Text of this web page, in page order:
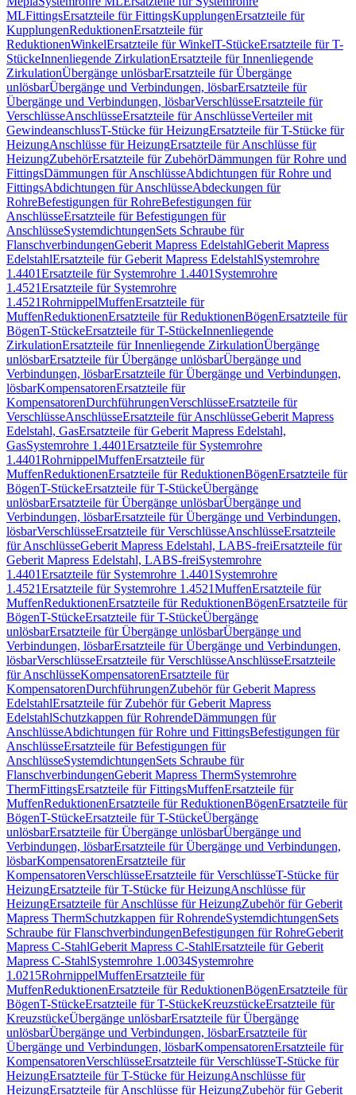
MLFittingsErsatzteile für FittingsKupplungenErsatzteile für
KupplungenReduktionenErsatzteile für
ReduktionenWinkelErsatzteile für WinkelT-StückeErsatzteile für T-
StückeInnenliegende ZirkulationErsatzteile für Innenliegende
ZirkulationÜbergänge unlösbarErsatzteile für Übergänge
unlösbarÜbergänge und Verbindungen, lösbarErsatzteile für
Übergänge und Verbindungen, lösbarVerschlüsseErsatzteile für
VerschlüsseAnschlüsseErsatzteile für AnschlüsseVerteiler mit
GewindeanschlussT-Stücke für HeizungErsatzteile für T-Stücke für
HeizungAnschlüsse für HeizungErsatzteile für Anschlüsse für
HeizungZubehörErsatzteile für ZubehörDämmungen für Rohre und
FittingsDämmungen für AnschlüsseAbdichtungen für Rohre und
FittingsAbdichtungen für AnschlüsseAbdeckungen für
RohreBefestigungen für RohreBefestigungen für
AnschlüsseErsatzteile für Befestigungen für
AnschlüsseSystemdichtungenSets Schraube für
FlanschverbindungenGeberit Mapress EdelstahlGeberit Mapress
EdelstahlErsatzteile für Geberit Mapress EdelstahlSystemrohre
1.4401Ersatzteile für Systemrohre 1.4401 Systemrohre
1.4521Ersatzteile für Systemrohre
1.4521RohrnippelMuffenErsatzteile für
MuffenReduktionenErsatzteile für ReduktionenBögenErsatzteile für
BögenT-StückeErsatzteile für T-StückeInnenliegende
ZirkulationErsatzteile für Innenliegende ZirkulationÜbergänge
unlösbarErsatzteile für Übergänge unlösbarÜbergänge und
Verbindungen, lösbarErsatzteile für Übergänge und Verbindungen,
lösbarKompensatorenErsatzteile für
KompensatorenDurchführungenVerschlüsseErsatzteile für
VerschlüsseAnschlüsseErsatzteile für AnschlüsseGeberit Mapress
Edelstahl, GasErsatzteile für Geberit Mapress Edelstahl,
GasSystemrohre 1.4401Ersatzteile für Systemrohre
1.4401RohrnippelMuffenErsatzteile für
MuffenReduktionenErsatzteile für ReduktionenBögenErsatzteile für
BögenT-StückeErsatzteile für T-StückeÜbergänge
unlösbarErsatzteile für Übergänge unlösbarÜbergänge und
Verbindungen, lösbarErsatzteile für Übergänge und Verbindungen,
lösbarVerschlüsseErsatzteile für VerschlüsseAnschlüsseErsatzteile
für AnschlüsseGeberit Mapress Edelstahl, LABS-freiErsatzteile für
Geberit Mapress Edelstahl, LABS-freiSystemrohre
1.4401Ersatzteile für Systemrohre 1.4401 Systemrohre
1.4521Ersatzteile für Systemrohre 1.4521MuffenErsatzteile für
MuffenReduktionenErsatzteile für ReduktionenBögenErsatzteile für
BögenT-StückeErsatzteile für T-StückeÜbergänge
unlösbarErsatzteile für Übergänge unlösbarÜbergänge und
Verbindungen, lösbarErsatzteile für Übergänge und Verbindungen,
lösbarVerschlüsseErsatzteile für VerschlüsseAnschlüsseErsatzteile
für AnschlüsseKompensatorenErsatzteile für
KompensatorenDurchführungenZubehör für Geberit Mapress
EdelstahlErsatzteile für Zubehör für Geberit Mapress
EdelstahlSchutzkappen für RohrendeDämmungen für
AnschlüsseAbdichtungen für Rohre und FittingsBefestigungen für
AnschlüsseErsatzteile für Befestigungen für
AnschlüsseSystemdichtungenSets Schraube für
FlanschverbindungenGeberit Mapress ThermSystemrohre
ThermFittingsErsatzteile für FittingsMuffenErsatzteile für
MuffenReduktionenErsatzteile für ReduktionenBögenErsatzteile für
BögenT-StückeErsatzteile für T-StückeÜbergänge
unlösbarErsatzteile für Übergänge unlösbarÜbergänge und
Verbindungen, lösbarErsatzteile für Übergänge und Verbindungen,
lösbarKompensatorenErsatzteile für
KompensatorenVerschlüsseErsatzteile für VerschlüsseT-Stücke für
HeizungErsatzteile für T-Stücke für HeizungAnschlüsse für
HeizungErsatzteile für Anschlüsse für HeizungZubehör für Geberit
Mapress ThermSchutzkappen für RohrendeSystemdichtungenSets
Schraube für FlanschverbindungenBefestigungen für RohreGeberit
Mapress C-StahlGeberit Mapress C-StahlErsatzteile für Geberit
Mapress C-StahlSystemrohre 1.0034Systemrohre
1.0215RohrnippelMuffenErsatzteile für
MuffenReduktionenErsatzteile für ReduktionenBögenErsatzteile für
BögenT-StückeErsatzteile für T-StückeKreuzstückeErsatzteile für
KreuzstückeÜbergänge unlösbarErsatzteile für Übergänge
unlösbarÜbergänge und Verbindungen, lösbarErsatzteile für
Übergänge und Verbindungen, lösbarKompensatorenErsatzteile für
KompensatorenVerschlüsseErsatzteile für VerschlüsseT-Stücke für
HeizungErsatzteile für T-Stücke für HeizungAnschlüsse für
HeizungErsatzteile für Anschlüsse für HeizungZubehör für Geberit